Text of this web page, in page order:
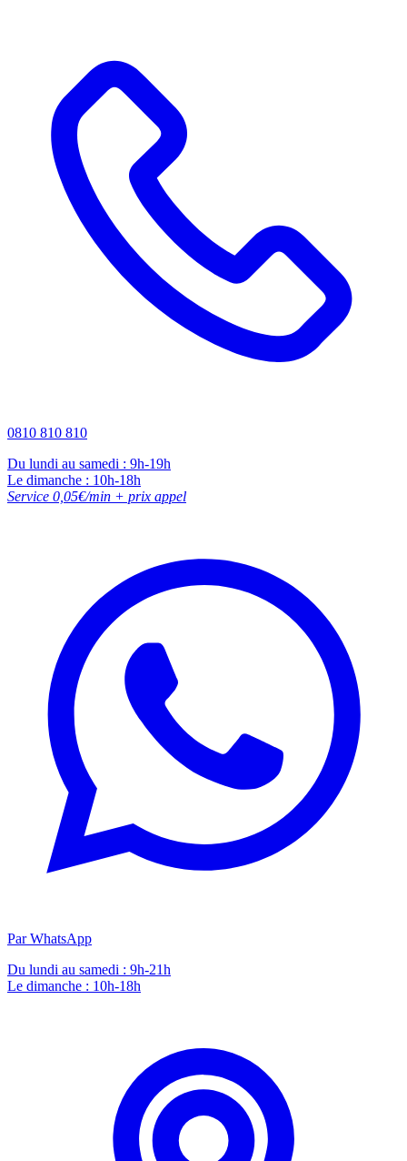
0810 810 810
Du lundi au samedi : 9h-19h
Le dimanche : 10h-18h
Service 0,05€/min + prix appel
Par WhatsApp
Du lundi au samedi : 9h-21h
Le dimanche : 10h-18h